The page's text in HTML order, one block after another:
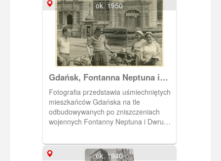
ok. 1950
Gdańsk, Fontanna Neptuna i
Dwór Artusa
Fotografia przedstawia uśmiechniętych
mieszkańców Gdańska na tle
odbudowywanych po zniszczeniach
wojennych Fontanny Neptuna i Dwru
ok. 1940